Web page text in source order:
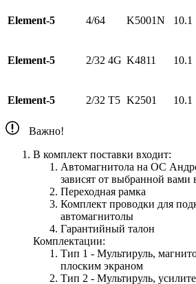
Element-5 4/64 K5001N 10.1
Element-5 2/32 4G K4811 10.1
Element-5 2/32 Т5 K2501 10.1
Важно!
В комплект поставки входит:
Автомагнитола на ОС
зависят от выбранной
Переходная рамка
Комплект проводки для
автомагнитолы
Гарантийный талон
Комплектации:
Тип 1 - Мультируль,
плоским экраном
Тип 2 - Мультируль,